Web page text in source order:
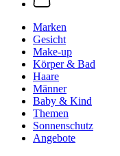
Marken
Gesicht
Make-up
Körper & Bad
Haare
Männer
Baby & Kind
Themen
Sonnenschutz
Angebote